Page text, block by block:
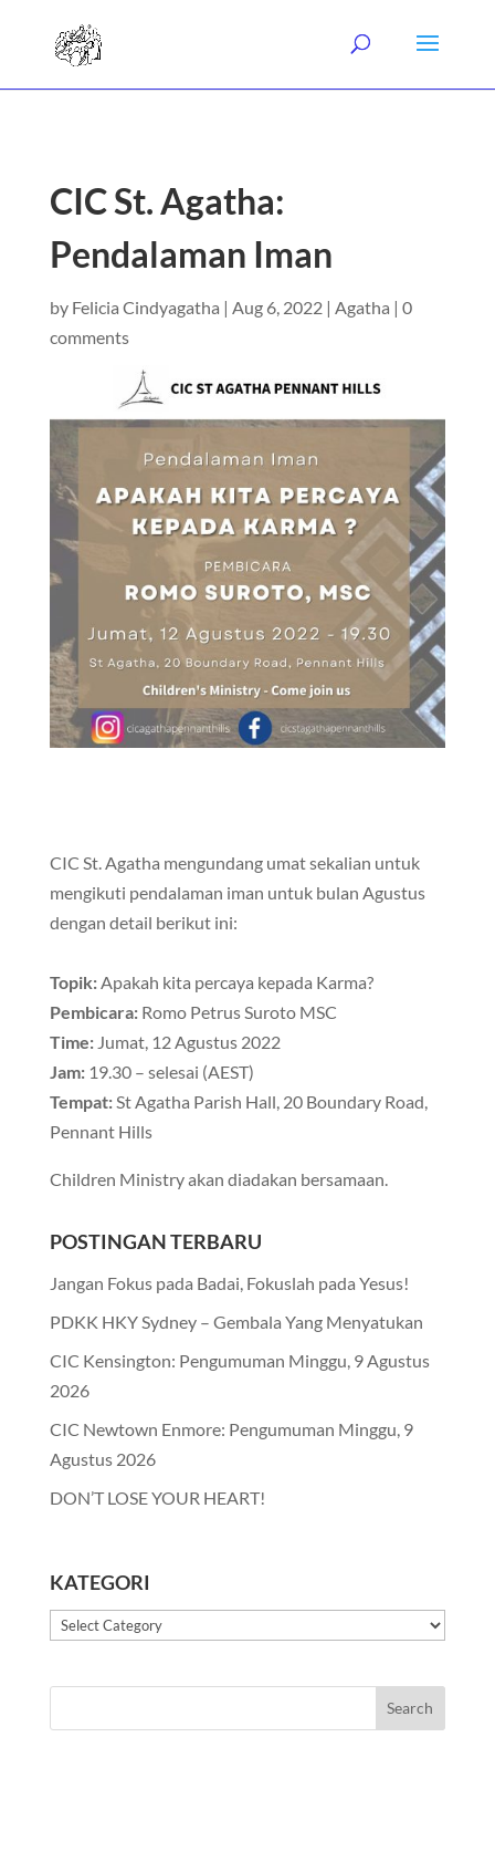
CIC St. Agatha:
Pendalaman Iman
by Felicia Cindyagatha | Aug 6, 2022| Agatha | 0
comments
CIC St. Agatha mengundang umat sekalian untuk
mengikuti pendalaman iman untuk bulan Agustus
dengan detail berikut ini:
Topik:Apakah kita percaya kepada Karma?
Pembicara:Romo Petrus Suroto MSC
Time:Jumat, 12 Agustus 2022
Jam:19.30 – selesai (AEST)
Tempat:St Agatha Parish Hall, 20 Boundary Road,
Pennant Hills
Children Ministry akan diadakan bersamaan.
POSTINGAN TERBARU
Jangan Fokus pada Badai, Fokuslah pada Yesus!
PDKK HKY Sydney – Gembala Yang Menyatukan
CIC Kensington: Pengumuman Minggu, 9 Agustus
2026
CIC Newtown Enmore: Pengumuman Minggu, 9
Agustus 2026
DON’T LOSE YOUR HEART!
KATEGORI
Kategori